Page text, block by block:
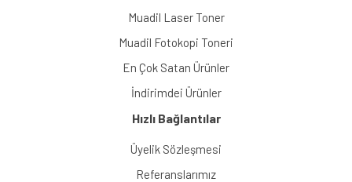
Muadil Laser Toner
Muadil Fotokopi Toneri
En Çok Satan Ürünler
İndirimdei Ürünler
Hızlı Bağlantılar
Üyelik Sözleşmesi
Referanslarımız